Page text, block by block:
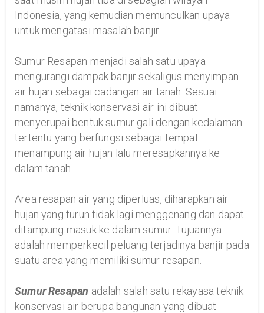
Indonesia, yang kemudian memunculkan upaya
untuk mengatasi masalah banjir.
Sumur Resapan menjadi salah satu upaya
mengurangi dampak banjir sekaligus menyimpan
air hujan sebagai cadangan air tanah. Sesuai
namanya, teknik konservasi air ini dibuat
menyerupai bentuk sumur gali dengan kedalaman
tertentu yang berfungsi sebagai tempat
menampung air hujan lalu meresapkannya ke
dalam tanah.
Area resapan air yang diperluas, diharapkan air
hujan yang turun tidak lagi menggenang dan dapat
ditampung masuk ke dalam sumur. Tujuannya
adalah memperkecil peluang terjadinya banjir pada
suatu area yang memiliki sumur resapan.
Sumur Resapan adalah salah satu rekayasa teknik
konservasi air berupa bangunan yang dibuat